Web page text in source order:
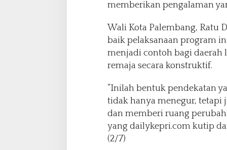
memberikan pengalaman
Wali Kota Palembang, Ratu
baik pelaksanaan program
menjadi contoh bagi daerah
remaja secara konstruktif.
“Inilah bentuk pendekatan
tidak hanya menegur,
dan memberi ruang
yang dailykepri.com kutip
(2/7)